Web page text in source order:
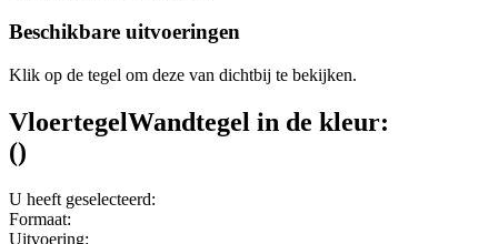
Beschikbare uitvoeringen
Klik op de tegel om deze van dichtbij te bekijken.
VloertegelWandtegel in de kleur:
()
U heeft geselecteerd:
Formaat:
Uitvoering: